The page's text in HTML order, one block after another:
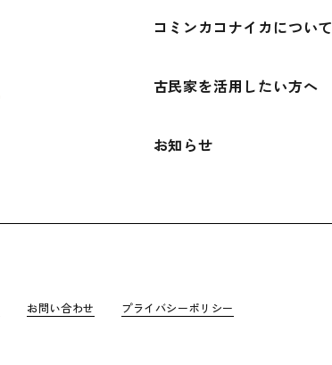
コミンカコナイカについて
古民家を活用したい方へ
お知らせ
お問い合わせ プライバシーポリシー